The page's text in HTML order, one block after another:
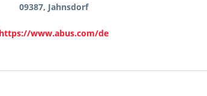
09387, Jahnsdorf
https://www.abus.com/de